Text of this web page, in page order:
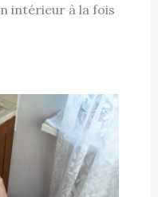
intérieur à la fois